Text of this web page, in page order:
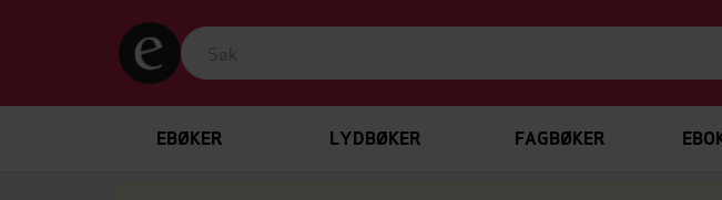
EBØKER LYDBØKER FAGBØKER